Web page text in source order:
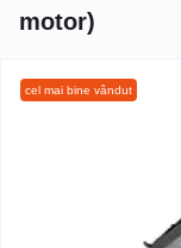
motor)
cel mai bine vândut